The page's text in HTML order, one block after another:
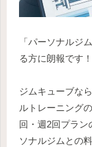
「パーソナルジ
る方に朗報です！
ジムキューブな
ルトレーニング
回・週2回プラン
ソナルジムとの